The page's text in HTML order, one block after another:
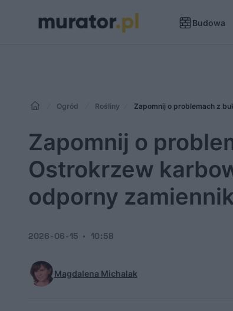
Budowa
Ogród Rośliny Zapomnij o problemach z
Zapomnij o
Ostrokrzew
odporny zamiennik
Magdalena Michalak
2026-06-15 10:58